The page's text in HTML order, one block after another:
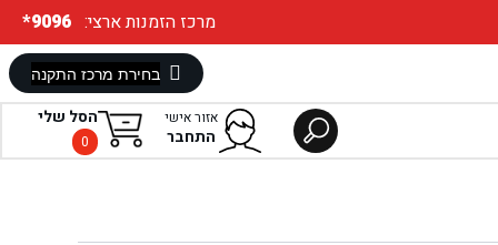
*9096 :מרכז הזמנות ארצי
הסל שלי
0
אזור אישי
התחבר